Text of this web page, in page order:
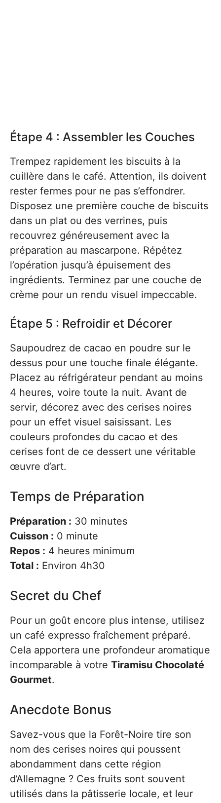
Étape 4 : Assembler les Couches
Trempez rapidement les biscuits à la
cuillère dans le café. Attention, ils doivent
rester fermes pour ne pas s’effondrer.
Disposez une première couche de biscuits
dans un plat ou des verrines, puis
recouvrez généreusement avec la
préparation au mascarpone. Répétez
l’opération jusqu’à épuisement des
ingrédients. Terminez par une couche de
crème pour un rendu visuel impeccable.
Étape 5 : Refroidir et Décorer
Saupoudrez de cacao en poudre sur le
dessus pour une touche finale élégante.
Placez au réfrigérateur pendant au moins
4 heures, voire toute la nuit. Avant de
servir, décorez avec des cerises noires
pour un effet visuel saisissant. Les
couleurs profondes du cacao et des
cerises font de ce dessert une véritable
œuvre d’art.
Temps de Préparation
Préparation : 30 minutes
Cuisson : 0 minute
Repos : 4 heures minimum
Total : Environ 4h30
Secret du Chef
Pour un goût encore plus intense, utilisez
un café expresso fraîchement préparé.
Cela apportera une profondeur aromatique
incomparable à votre Tiramisu Chocolaté
Gourmet.
Anecdote Bonus
Savez-vous que la Forêt-Noire tire son
nom des cerises noires qui poussent
abondamment dans cette région
d’Allemagne ? Ces fruits sont souvent
utilisés dans la pâtisserie locale, et leur